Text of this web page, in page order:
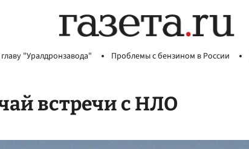
"Уралдронзавода" Проблемы с бензином в России
встречи с НЛО